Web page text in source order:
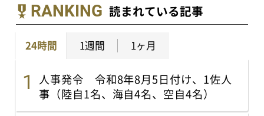
RANKING 読まれている記事
24時間 1週間 1ヶ月
人事発令 令和8年8月5日付け、1佐人
事（陸自1名、海自4名、空自4名）